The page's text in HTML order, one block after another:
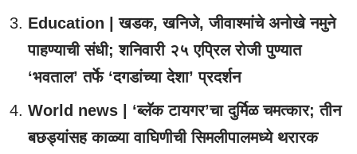
Education | खडक, खनिजे, जीवाश्मांचे अनोखे नमुने
पाहण्याची संधी; शनिवारी २५ एप्रिल रोजी पुण्यात
‘भवताल’ तर्फे ‘दगडांच्या देशा’ प्रदर्शन
World news | ‘ब्लॅक टायगर’चा दुर्मिळ चमत्कार; तीन
बछड्यांसह काळ्या वाघिणीची सिमलीपालमध्ये थरारक